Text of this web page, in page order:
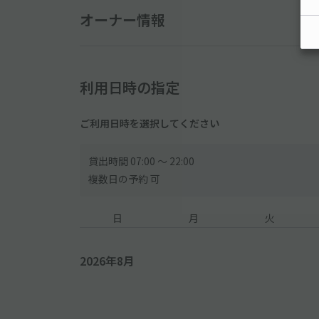
───────
●予約時間を超えてご利用された場合、現地にて超過
宿泊料金：22時～翌8時までは別途1,000円。＋翌朝
【入庫方法について】
【その他注意事項】
オーナー情報
利用日時の指定
ご利用日時を選択してください
貸出時間 07:00 〜 22:00
複数日の予約 可
日 月 火
2026年8月